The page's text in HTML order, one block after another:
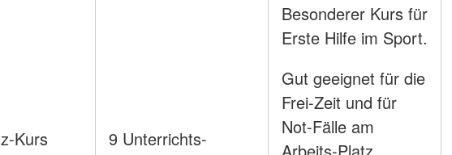
Kurs
9 Unterrichts-
Besonderer Kurs für
Erste Hilfe im Sport.
Gut geeignet für die
Frei-Zeit und für
Not-Fälle am